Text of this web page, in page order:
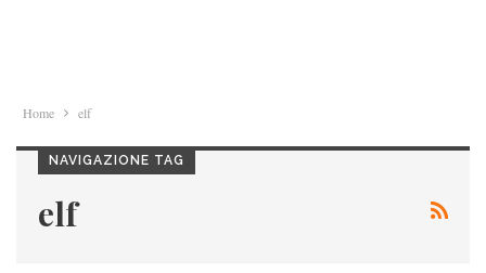
Home elf
NAVIGAZIONE TAG
elf